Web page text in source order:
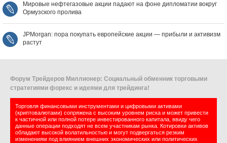
Мировые нефтегазовые акции падают на фоне дипломатии вокруг
Ормузского пролива
JPMorgan: пора покупать европейские акции — прибыли и активизм
растут
Форум Трейдеров Миллионер: Социальный обменник торговыми
стратегиями форекс и идеями для трейдинга!
Торговля финансовыми инструментами и цифровыми активами
(криптовалютами) сопряжена с высоким уровнем риска и может привести
к частичной или полной потере инвестированного капитала, ввиду чего
данные операции подходят не всем участникам рынка. Котировки активов
обладают высокой волатильностью и могут подвергаться резким
изменениям под влиянием внешних экономических или политических